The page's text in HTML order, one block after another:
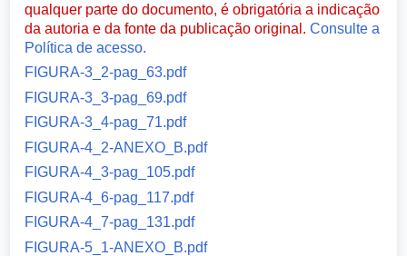
qualquer parte do documento, é obrigatória a indicação
da autoria e da fonte da publicação original.Consulte a
Política de acesso.
FIGURA-3_2-pag_63.pdf
FIGURA-3_3-pag_69.pdf
FIGURA-3_4-pag_71.pdf
FIGURA-4_2-ANEXO_B.pdf
FIGURA-4_3-pag_105.pdf
FIGURA-4_6-pag_117.pdf
FIGURA-4_7-pag_131.pdf
FIGURA-5_1-ANEXO_B.pdf